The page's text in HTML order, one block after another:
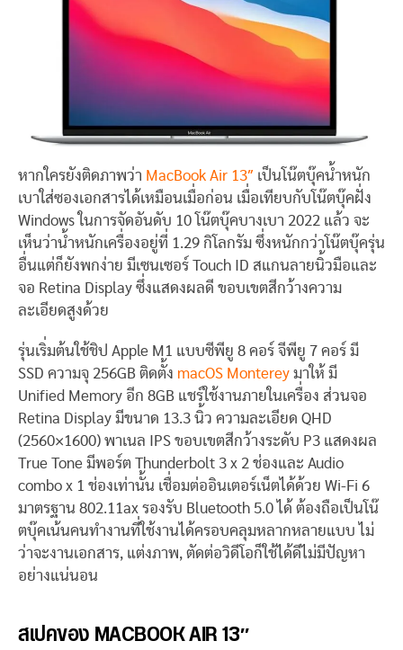
หากใครยังติดภาพว่า MacBook Air 13″ เป็นโน๊ตบุ๊คน้ำหนัก
เบาใส่ซองเอกสารได้เหมือนเมื่อก่อน เมื่อเทียบกับโน๊ตบุ๊คฝั่ง
Windows ในการจัดอันดับ 10 โน๊ตบุ๊คบางเบา 2022 แล้ว จะ
เห็นว่าน้ำหนักเครื่องอยู่ที่ 1.29 กิโลกรัม ซึ่งหนักกว่าโน๊ตบุ๊ครุ่น
อื่นแต่ก็ยังพกง่าย มีเซนเซอร์ Touch ID สแกนลายนิ้วมือและ
จอ Retina Display ซึ่งแสดงผลดี ขอบเขตสีกว้างความ
ละเอียดสูงด้วย
รุ่นเริ่มต้นใช้ชิป Apple M1 แบบซีพียู 8 คอร์ จีพียู 7 คอร์ มี
SSD ความจุ 256GB ติดตั้ง macOS Monterey มาให้ มี
Unified Memory อีก 8GB แชร์ใช้งานภายในเครื่อง ส่วนจอ
Retina Display มีขนาด 13.3 นิ้ว ความละเอียด QHD
(2560×1600) พาเนล IPS ขอบเขตสีกว้างระดับ P3 แสดงผล
True Tone มีพอร์ต Thunderbolt 3 x 2 ช่องและ Audio
combo x 1 ช่องเท่านั้น เชื่อมต่ออินเตอร์เน็ตได้ด้วย Wi-Fi 6
มาตรฐาน 802.11ax รองรับ Bluetooth 5.0 ได้ ต้องถือเป็นโน๊
ตบุ๊คเน้นคนทำงานที่ใช้งานได้ครอบคลุมหลากหลายแบบ ไม่
ว่าจะงานเอกสาร, แต่งภาพ, ตัดต่อวิดีโอก็ใช้ได้ดีไม่มีปัญหา
อย่างแน่นอน
สเปคของ MACBOOK AIR 13″